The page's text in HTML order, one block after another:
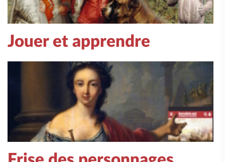
Jouer et apprendre